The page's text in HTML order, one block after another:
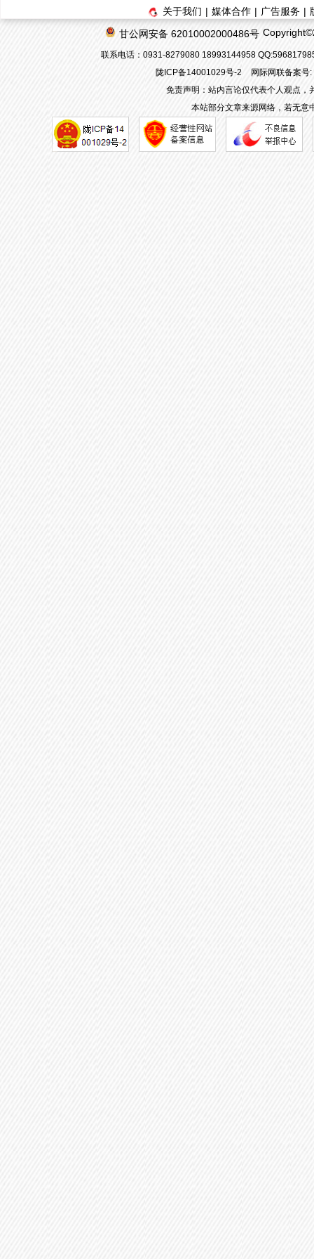
关于我们 | 媒体合作 | 广告服务 |
甘公网安备 62010002000486号
联系电话：0931-8279080 18993144958
陇ICP备14001029号-2
网际网联备案
免责声明：站内言论仅代表个人观点，
本站部分文章来源网络，若无意